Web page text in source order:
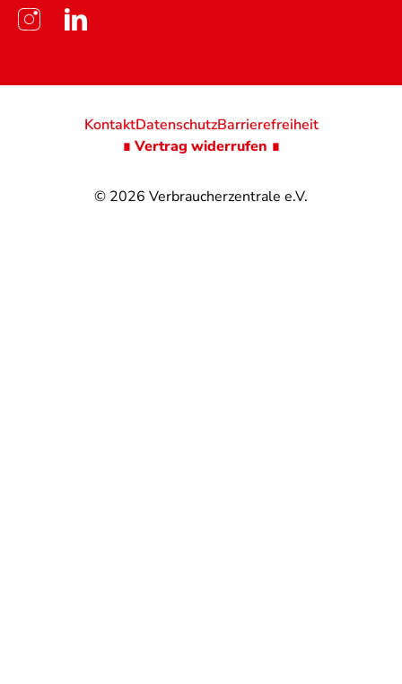
© 2026 Verbraucherzentrale e.V.
KontaktDatenschutzBarrierefreiheit
∎ Vertrag widerrufen ∎